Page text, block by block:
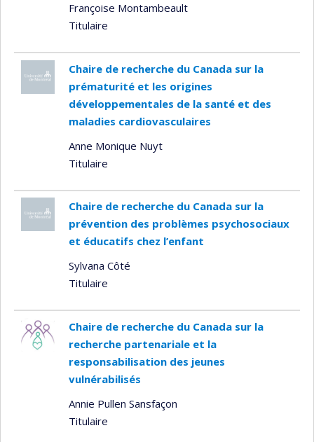
Françoise Montambeault
Titulaire
Chaire de recherche du Canada sur la
prématurité et les origines
développementales de la santé et des
maladies cardiovasculaires
Anne Monique Nuyt
Titulaire
Chaire de recherche du Canada sur la
prévention des problèmes psychosociaux
et éducatifs chez l’enfant
Sylvana Côté
Titulaire
Chaire de recherche du Canada sur la
recherche partenariale et la
responsabilisation des jeunes
vulnérabilisés
Annie Pullen Sansfaçon
Titulaire